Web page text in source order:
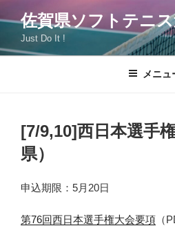
ン
ン
佐賀県ソフトテニ
Just Do It !
メニュ
[7/9,10]西日本選手
県）
申込期限：5月20日
第76回西日本選手権大会要項 （